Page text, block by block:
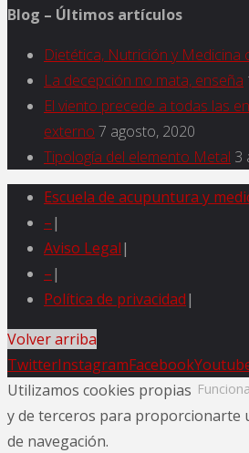
Blog – Últimos artículos
Dietética, Nutrición y Medicina
La decepción no mata, enseña
El viento precede a todas las
externo 7 agosto, 2020
Tipología del elemento Metal 3
Escuela de acupuntura y
–|
Aviso Legal|
–|
Política de privacidad|
Volver arriba
TwitterInstagramFacebook
Utilizamos cookies propias
y de terceros para proporcionarte
de navegación.